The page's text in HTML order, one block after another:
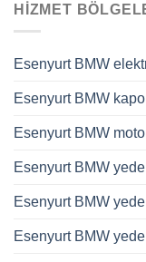
HIZMET
Esenyurt BMW
Esenyurt BMW
Esenyurt BMW
Esenyurt BMW
Esenyurt BMW
Esenyurt BMW